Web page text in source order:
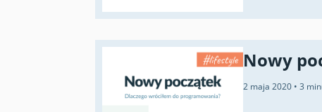
Nowy
2 maja 2020 • 3